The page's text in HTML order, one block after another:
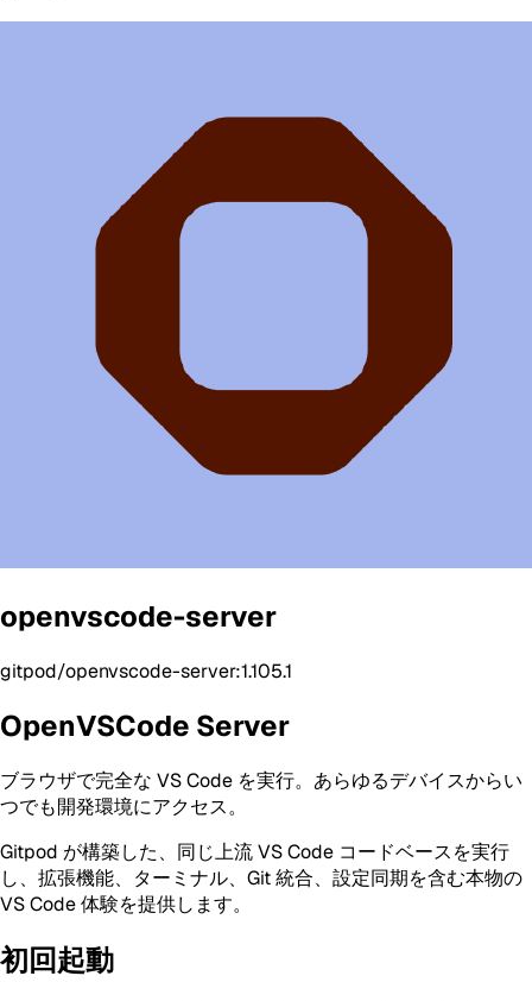
openvscode-server
gitpod/openvscode-server:1.105.1
OpenVSCode Server
ブラウザで完全な VS Code を実行。あらゆるデバイスからい
つでも開発環境にアクセス。
Gitpod が構築した、同じ上流 VS Code コードベースを実行
し、拡張機能、ターミナル、Git 統合、設定同期を含む本物の
VS Code 体験を提供します。
初回起動